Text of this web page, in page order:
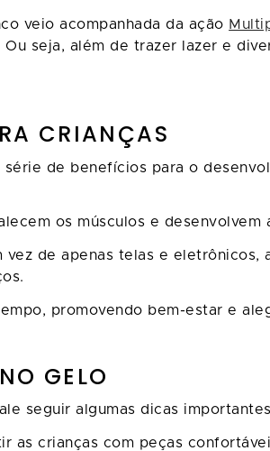
veio acompanhada da ação
seja, além de trazer lazer e
CRIANÇAS
de benefícios para o
os músculos e
de apenas telas e
promovendo bem-estar e
GELO
seguir algumas dicas
crianças com peças